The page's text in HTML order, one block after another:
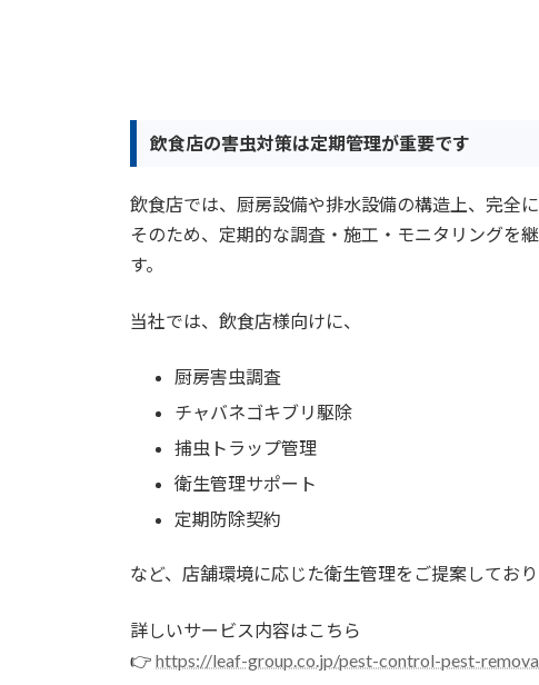
飲食店の害虫対策は定期管理が重要です
飲食店では、厨房設備や排水設備の構造上、完全
そのため、定期的な調査・施工・モニタリングを
す。
当社では、飲食店様向けに、
厨房害虫調査
チャバネゴキブリ駆除
捕虫トラップ管理
衛生管理サポート
定期防除契約
など、店舗環境に応じた衛生管理をご提案しており
詳しいサービス内容はこちら
👉 https://leaf-group.co.jp/pest-control-pest-